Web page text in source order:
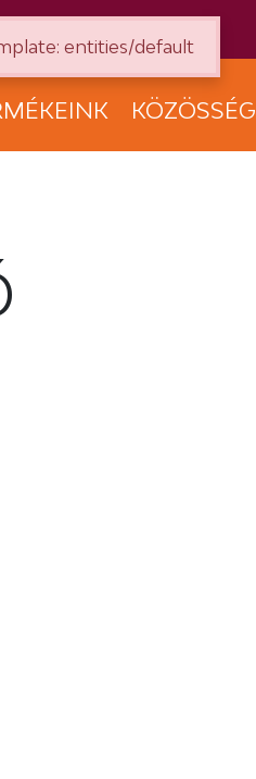
KÖZÖSSÉG
entities/default